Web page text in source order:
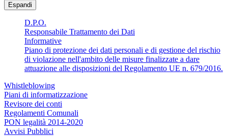
Espandi
D.P.O.
Responsabile Trattamento dei Dati
Informative
Piano di protezione dei dati personali e di gestione del rischio
di violazione nell'ambito delle misure finalizzate a dare
attuazione alle disposizioni del Regolamento UE n. 679/2016.
Whistleblowing
Piani di informatizzazione
Revisore dei conti
Regolamenti Comunali
PON legalità 2014-2020
Avvisi Pubblici